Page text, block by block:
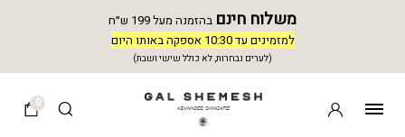
משלוח חינם בהזמנה מעל 199 ש״ח
למזמינים עד 10:30 אספקה באותו היום
(לערים נבחרות, לא כולל שישי ושבת)
0